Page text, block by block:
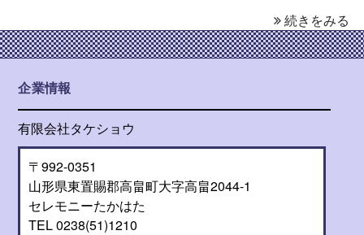
続きをみる
企業情報
有限会社タケショウ
〒992-0351
山形県東置賜郡高畠町大字高畠2044-1
セレモニーたかはた
TEL 0238(51)1210